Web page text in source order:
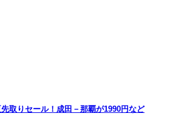
先取りセール！成田－那覇が1990円など